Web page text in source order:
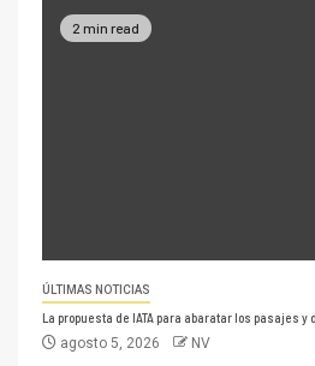
2 min read
ÚLTIMAS NOTICIAS
La propuesta de IATA para abaratar los pasajes
agosto 5, 2026 NV